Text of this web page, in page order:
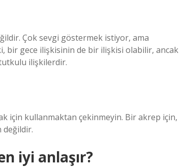
Çok sevgi göstermek istiyor, ama
bir gece ilişkisinin de bir ilişkisi olabilir, ancak
ilişkilerdir.
için kullanmaktan çekinmeyin. Bir akrep için,
değildir.
iyi anlaşır?